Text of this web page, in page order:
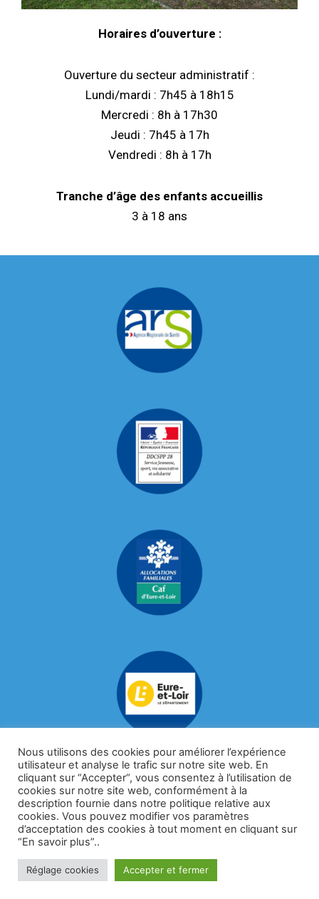
Horaires d’ouverture :
Ouverture du secteur administratif :
Lundi/mardi : 7h45 à 18h15
Mercredi : 8h à 17h30
Jeudi : 7h45 à 17h
Vendredi : 8h à 17h
Tranche d’âge des enfants accueillis
3 à 18 ans
Nous utilisons des cookies pour améliorer l’expérience
utilisateur et analyse le trafic sur notre site web. En
cliquant sur “Accepter“, vous consentez à l’utilisation de
cookies sur notre site web, conformément à la
description fournie dans notre politique relative aux
cookies. Vous pouvez modifier vos paramètres
d’acceptation des cookies à tout moment en cliquant sur
“En savoir plus”..
Réglage cookies Accepter et fermer